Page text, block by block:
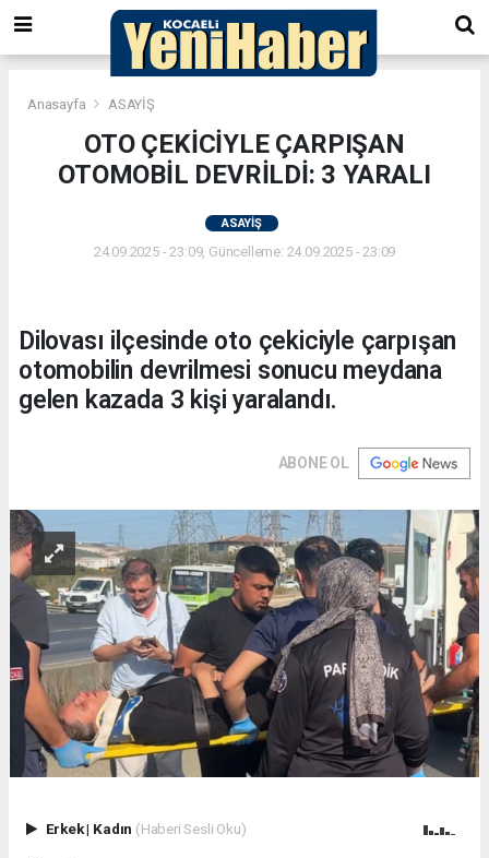
Anasayfa ASAYİŞ
OTO ÇEKİCİYLE ÇARPIŞAN
OTOMOBİL DEVRİLDİ: 3 YARALI
ASAYİŞ
24.09.2025 - 23:09, Güncelleme: 24.09.2025 - 23:09
Dilovası ilçesinde oto çekiciyle çarpışan
otomobilin devrilmesi sonucu meydana
gelen kazada 3 kişi yaralandı.
ABONE OL
Erkek| Kadın (Haberi Sesli Oku)